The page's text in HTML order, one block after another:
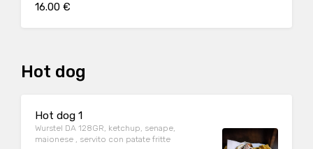
16.00 €
Hot dog
Hot dog 1
Wurstel DA 128GR, ketchup, senape,
maionese , servito con patate fritte